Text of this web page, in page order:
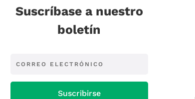
Suscríbase a nuestro
boletín
Suscribirse